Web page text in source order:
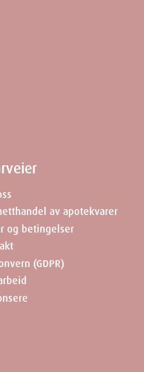
til et ideelt valg for behandling
og det dannes et beskyttende
med lege.
av apotekvarer
og betingelser
(GDPR)